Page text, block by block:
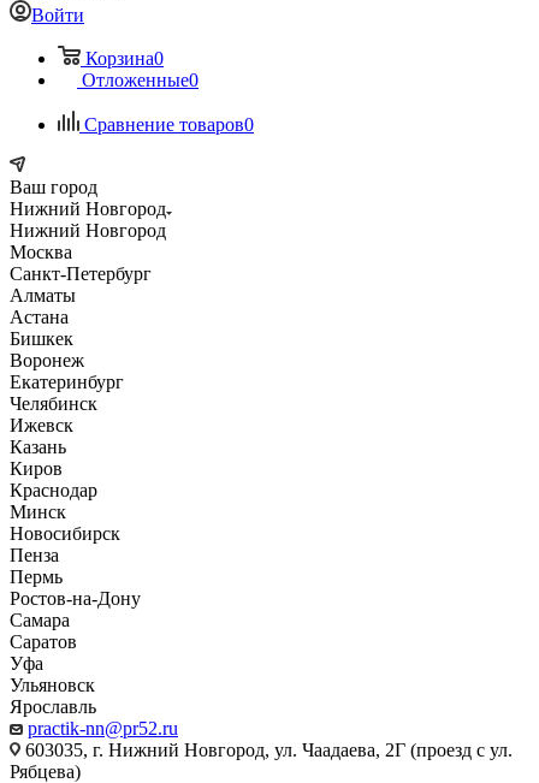
Войти
Корзина0
Отложенные0
Сравнение товаров0
Ваш город
Нижний Новгород
Нижний Новгород
Москва
Санкт-Петербург
Алматы
Астана
Бишкек
Воронеж
Екатеринбург
Челябинск
Ижевск
Казань
Киров
Краснодар
Минск
Новосибирск
Пенза
Пермь
Ростов-на-Дону
Самара
Саратов
Уфа
Ульяновск
Ярославль
practik-nn@pr52.ru
603035, г. Нижний Новгород, ул. Чаадаева, 2Г (проезд с ул.
Рябцева)